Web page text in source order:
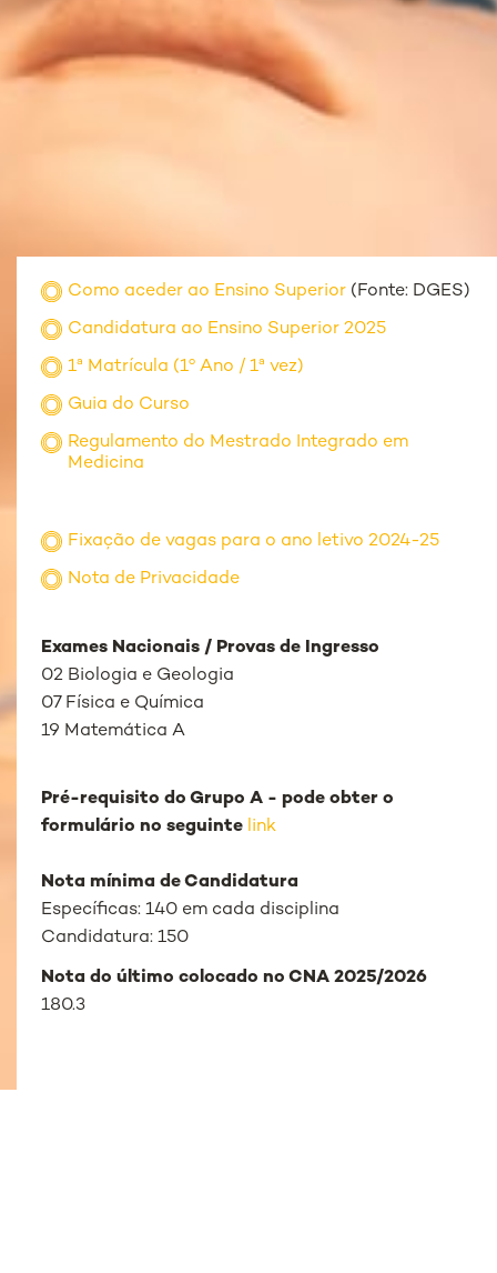
Como aceder ao Ensino Superior (Fonte: DGES)
Candidatura ao Ensino Superior 2025
1ª Matrícula (1º Ano / 1ª vez)
Guia do Curso
Regulamento do Mestrado Integrado em
Medicina
Fixação de vagas para o ano letivo 2024-25
Nota de Privacidade
Exames Nacionais / Provas de Ingresso
02 Biologia e Geologia
07 Física e Química
19 Matemática A
Pré-requisito do Grupo A - pode obter o
formulário no seguinte link
Nota mínima de Candidatura
Específicas: 140 em cada disciplina
Candidatura: 150
Nota do último colocado no CNA 2025/2026
180.3